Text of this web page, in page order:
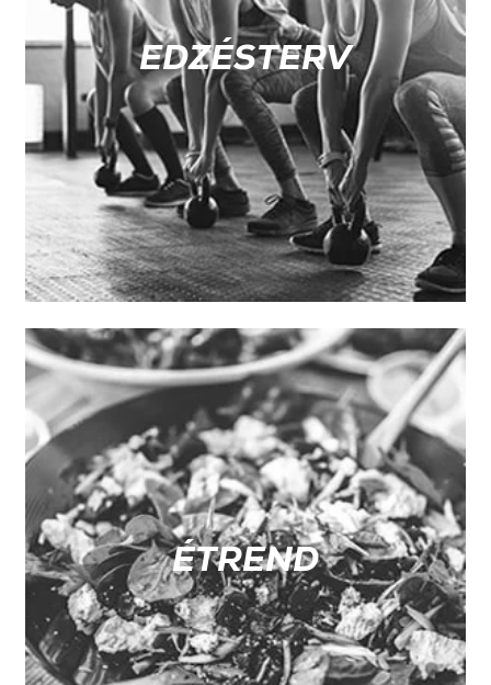
EDZÉSTERV
ÉTREND